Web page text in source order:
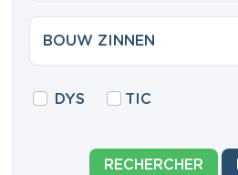
DYS TIC
RECHERCHER